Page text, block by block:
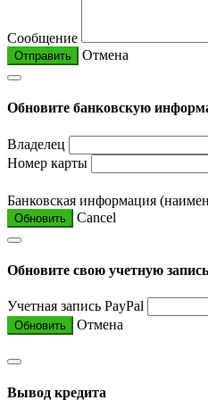
Сообщение
Отправить Отмена
Обновите банковскую
Владелец
Номер карты
Банковская информация
Обновить Cancel
Обновите свою учетную
Учетная запись PayPal
Обновить Отмена
Вывод кредита